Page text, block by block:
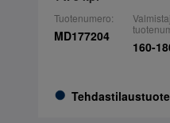
Tuotenumero:
MD177204
Tehdastilaustuote
160-